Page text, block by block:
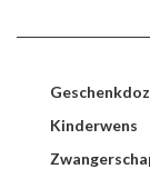
Kinderwens